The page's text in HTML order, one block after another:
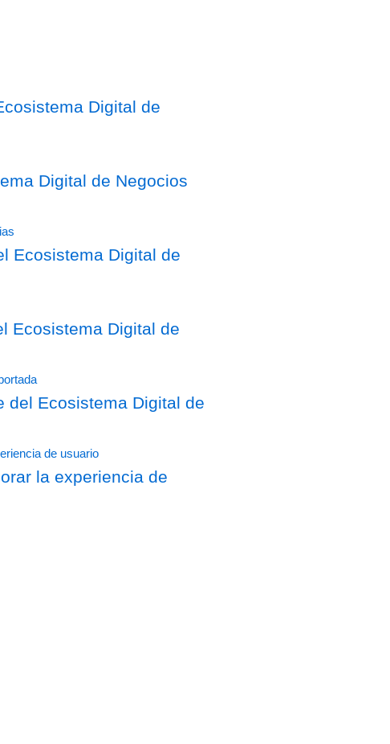
Digital de
Digital de Negocios
Ecosistema Digital de
Ecosistema Digital de
del Ecosistema Digital de
la experiencia de